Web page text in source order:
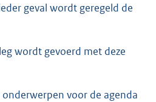
geval wordt geregeld de
wordt gevoerd met deze
onderwerpen voor de agenda